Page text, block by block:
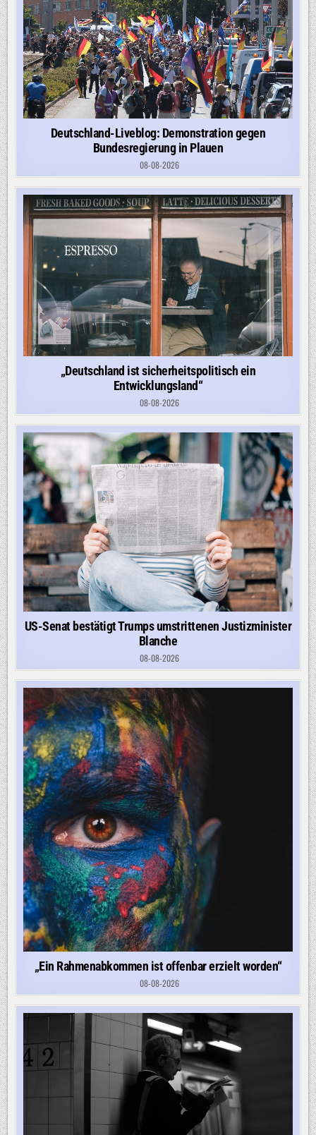
Deutschland-Liveblog: Demonstration gegen
Bundesregierung in Plauen
08-08-2026
„Deutschland ist sicherheitspolitisch ein
Entwicklungsland“
08-08-2026
US-Senat bestätigt Trumps umstrittenen Justizminister
Blanche
08-08-2026
„Ein Rahmenabkommen ist offenbar erzielt worden“
08-08-2026